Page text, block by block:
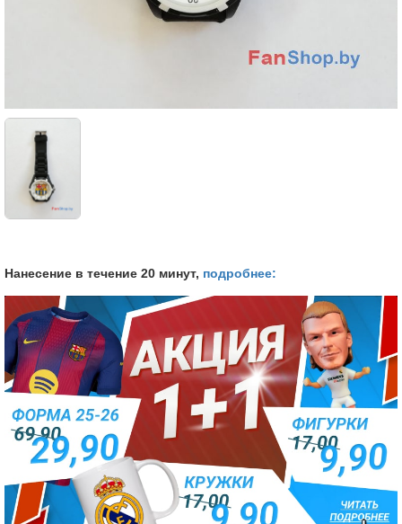
Нанесение в течение 20 минут, подробнее: